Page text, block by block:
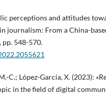
perceptions and attitudes
From a China-
pp. 548-570.
C.; López-García, X. (2023):
in the field of digital